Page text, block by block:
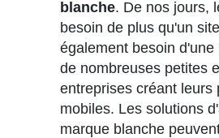
blanche. De nos jours,
besoin de plus qu'un
également besoin
de nombreuses petites
entreprises créant leurs
mobiles. Les solutions
marque blanche